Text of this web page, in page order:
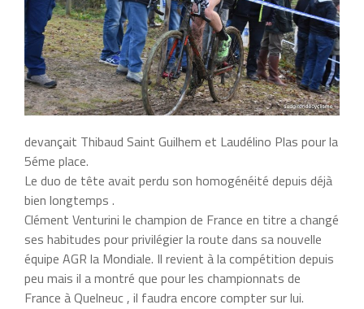
devançait Thibaud Saint Guilhem et Laudélino Plas pour la
5éme place.
Le duo de tête avait perdu son homogénéité depuis déjà
bien longtemps .
Clément Venturini le champion de France en titre a changé
ses habitudes pour privilégier la route dans sa nouvelle
équipe AGR la Mondiale. Il revient à la compétition depuis
peu mais il a montré que pour les championnats de
France à Quelneuc , il faudra encore compter sur lui.